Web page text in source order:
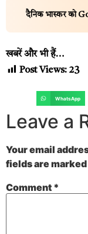
दैनिक भास्कर को
खबरें और भी हैं…
Post Views: 23
WhatsApp
Leave a
Your email
fields are marked
Comment *